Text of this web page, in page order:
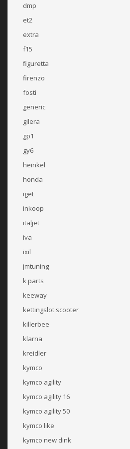
dmp
et2
extra
f15
figuretta
firenzo
fosti
generic
gilera
gp1
gy6
heinkel
honda
iget
inkoop
italjet
iva
ixil
jmtuning
k parts
keeway
kettingslot scooter
killerbee
klarna
kreidler
kymco
kymco agility
kymco agility 16
kymco agility 50
kymco like
kymco new dink